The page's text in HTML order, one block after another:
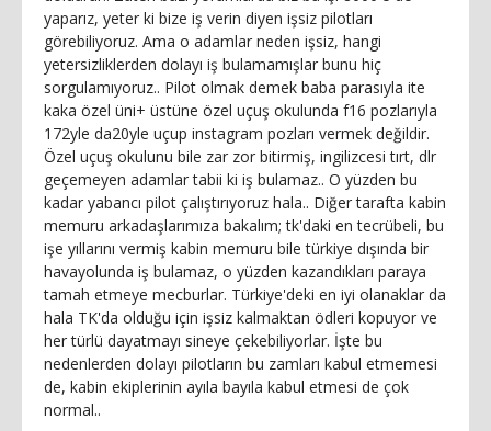
yaparız, yeter ki bize iş verin diyen işsiz pilotları
görebiliyoruz. Ama o adamlar neden işsiz, hangi
yetersizliklerden dolayı iş bulamamışlar bunu hiç
sorgulamıyoruz.. Pilot olmak demek baba parasıyla ite
kaka özel üni+ üstüne özel uçuş okulunda f16 pozlarıyla
172yle da20yle uçup instagram pozları vermek değildir.
Özel uçuş okulunu bile zar zor bitirmiş, ingilizcesi tırt, dlr
geçemeyen adamlar tabii ki iş bulamaz.. O yüzden bu
kadar yabancı pilot çalıştırıyoruz hala.. Diğer tarafta kabin
memuru arkadaşlarımıza bakalım; tk'daki en tecrübeli, bu
işe yıllarını vermiş kabin memuru bile türkiye dışında bir
havayolunda iş bulamaz, o yüzden kazandıkları paraya
tamah etmeye mecburlar. Türkiye'deki en iyi olanaklar da
hala TK'da olduğu için işsiz kalmaktan ödleri kopuyor ve
her türlü dayatmayı sineye çekebiliyorlar. İşte bu
nedenlerden dolayı pilotların bu zamları kabul etmemesi
de, kabin ekiplerinin ayıla bayıla kabul etmesi de çok
normal..